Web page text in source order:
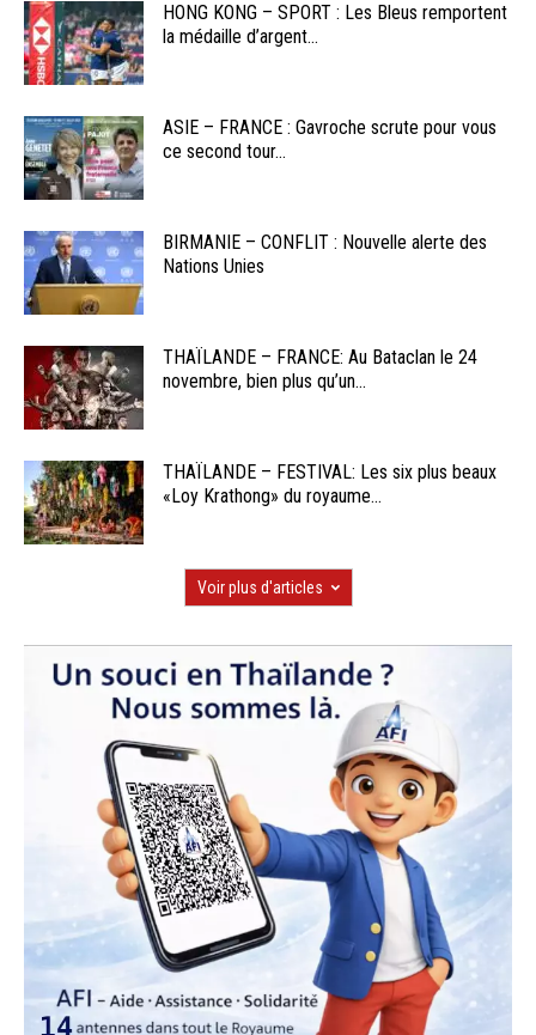
HONG KONG – SPORT : Les Bleus remportent
la médaille d’argent...
ASIE – FRANCE : Gavroche scrute pour vous
ce second tour...
BIRMANIE – CONFLIT : Nouvelle alerte des
Nations Unies
THAÏLANDE – FRANCE: Au Bataclan le 24
novembre, bien plus qu’un...
THAÏLANDE – FESTIVAL: Les six plus beaux
«Loy Krathong» du royaume...
Voir plus d'articles